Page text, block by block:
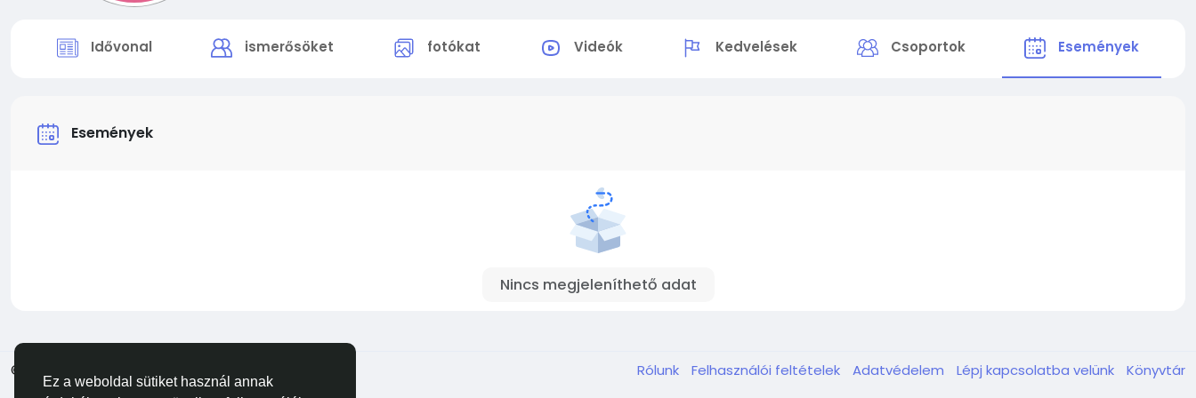
Ez a weboldal sütiket használ annak
Idővonal ismerősöket fotókat Videók Kedvelések Csoportok Események
Események
Nincs megjeleníthető adat
© 2026 Facehun Rólunk Felhasználói feltételek Adatvédelem Lépj kapcsolatba velünk Könyvtár